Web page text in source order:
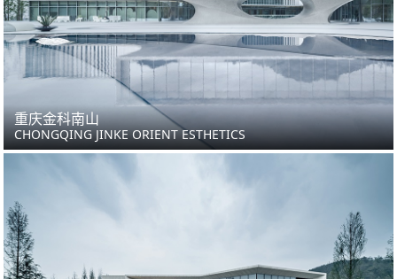
重庆金科南山
CHONGQING JINKE ORIENT ESTHETICS